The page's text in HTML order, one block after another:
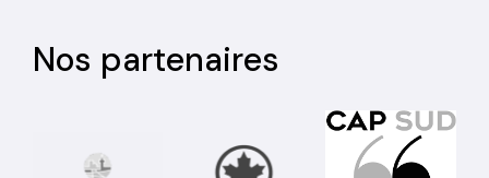
Nos partenaires